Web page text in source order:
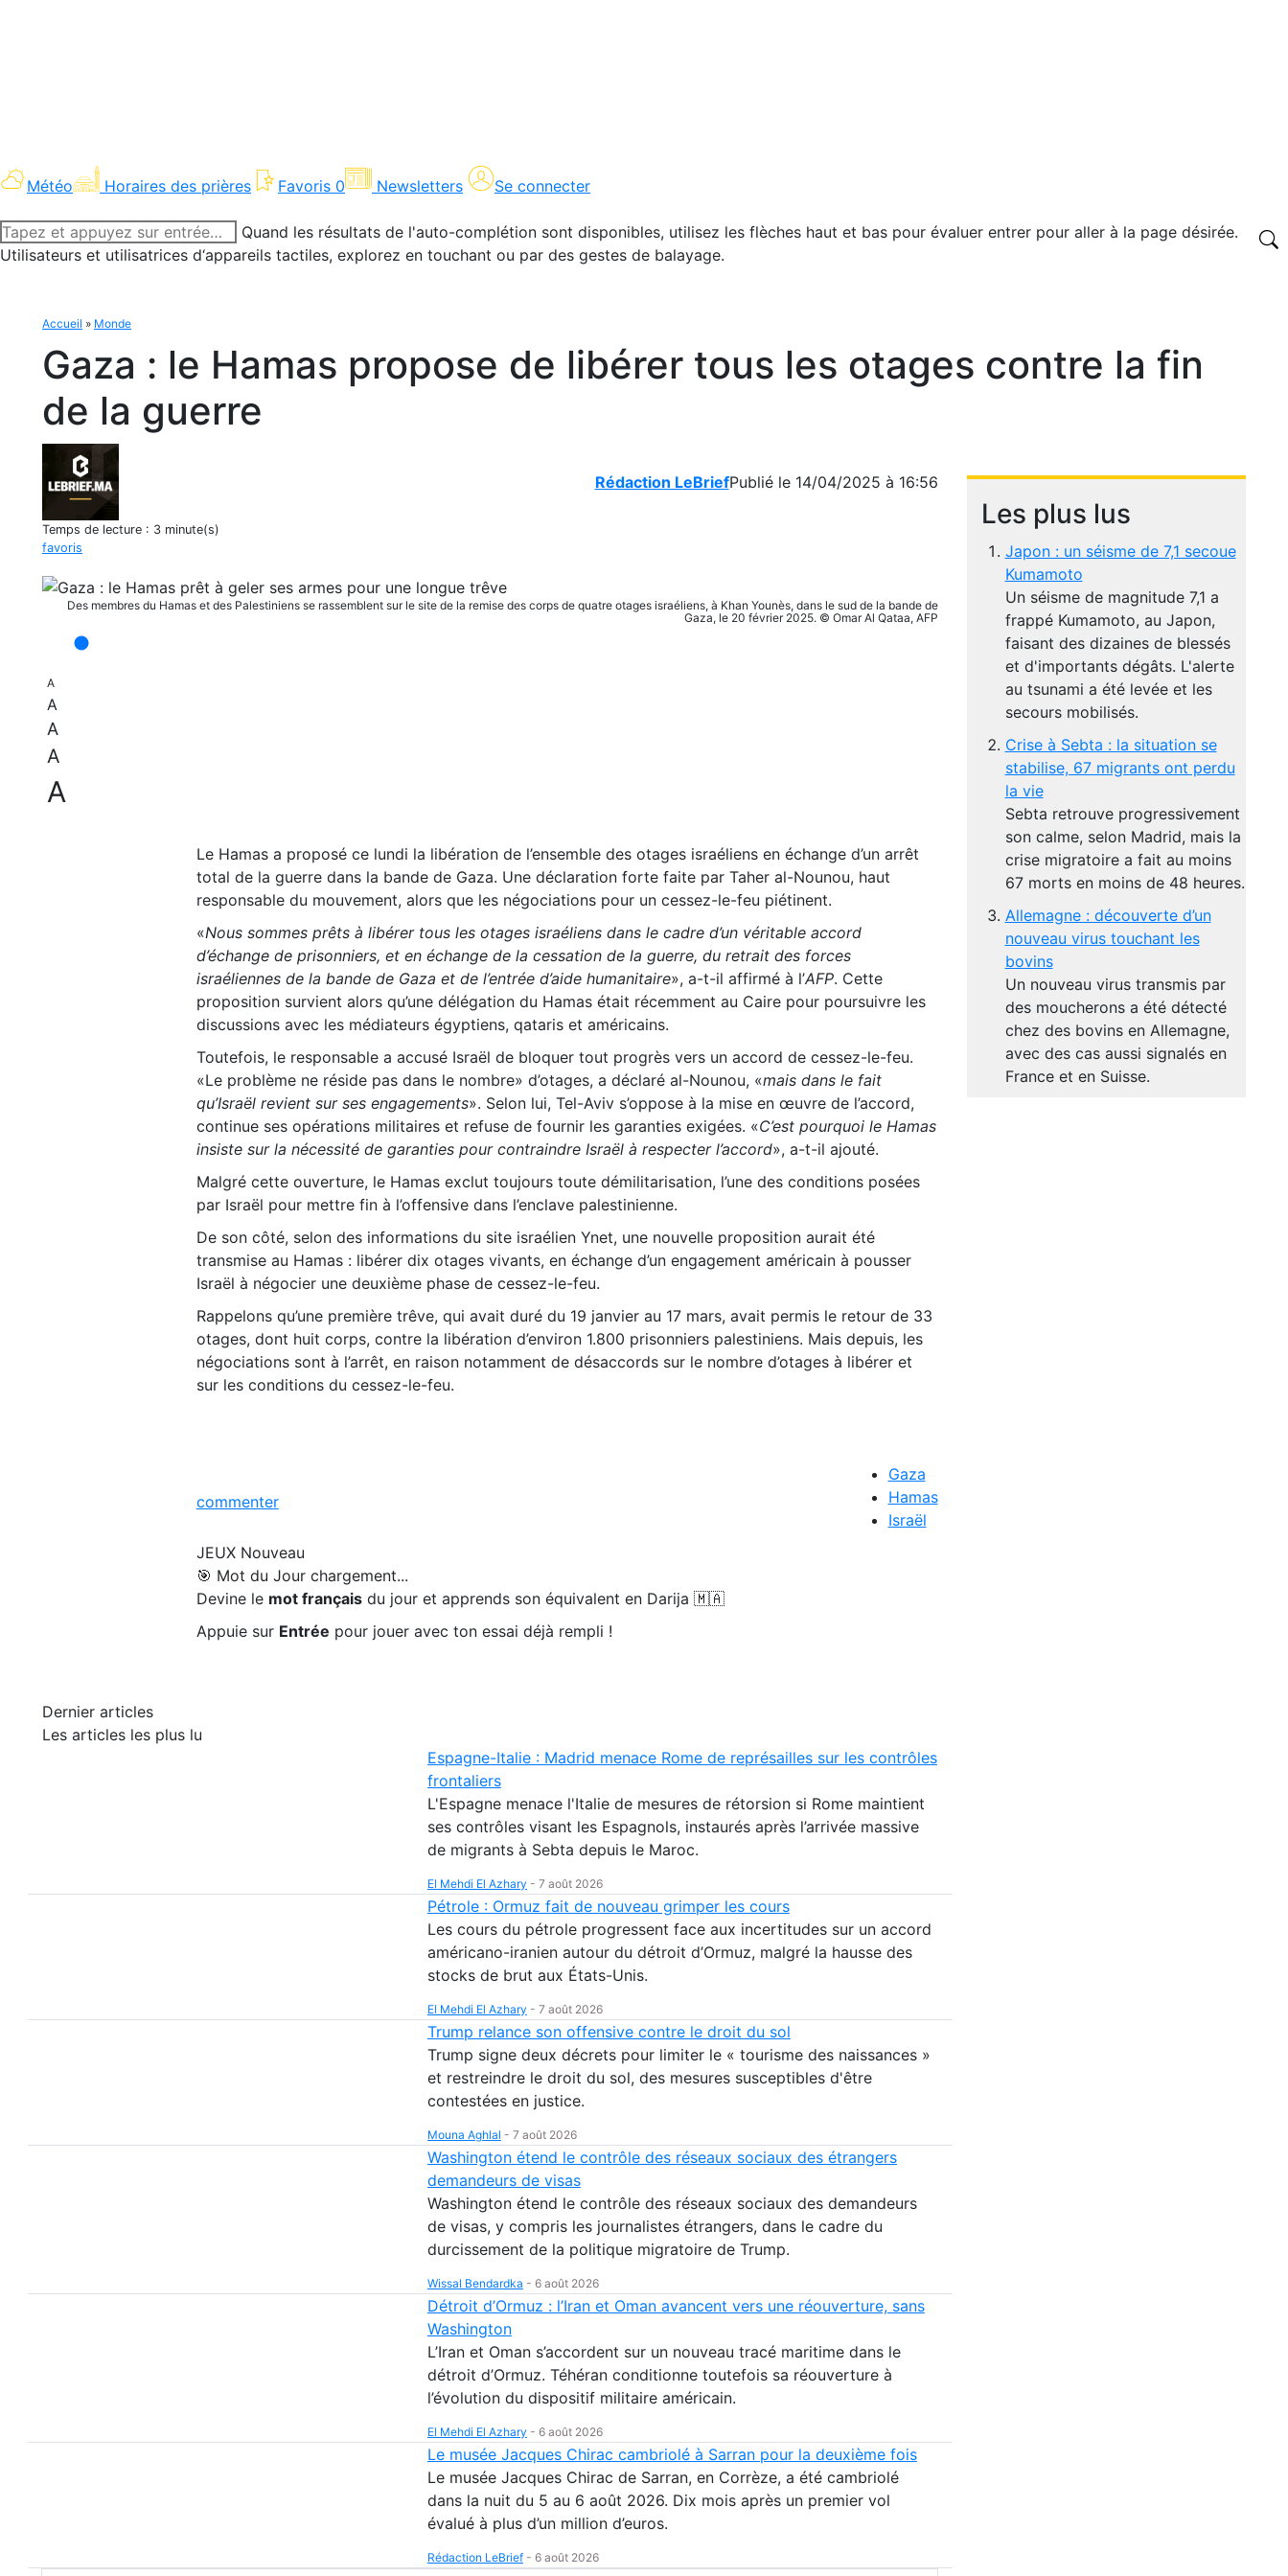
Météo Horaires des prières Favoris 0 Newsletters Se connecter
Recherche
:
Quand les résultats de l'auto-complétion sont disponibles, utilisez les flèches haut et bas pour évaluer entrer pour aller à la page désirée.
Utilisateurs et utilisatrices d‘appareils tactiles, explorez en touchant ou par des gestes de balayage.
Accueil » Monde
Gaza : le Hamas propose de libérer tous les otages contre la fin
de la guerre
Rédaction LeBriefPublié le 14/04/2025 à 16:56
Temps de lecture : 3 minute(s)
favoris
Des membres du Hamas et des Palestiniens se rassemblent sur le site de la remise des corps de quatre otages israéliens, à Khan Younès, dans le sud de la bande de
Gaza, le 20 février 2025. © Omar Al Qataa, AFP
A
A
A
A
A
Le Hamas a proposé ce lundi la libération de l’ensemble des otages israéliens en échange d’un arrêt
total de la guerre dans la bande de Gaza. Une déclaration forte faite par Taher al-Nounou, haut
responsable du mouvement, alors que les négociations pour un cessez-le-feu piétinent.
«Nous sommes prêts à libérer tous les otages israéliens dans le cadre d’un véritable accord
d’échange de prisonniers, et en échange de la cessation de la guerre, du retrait des forces
israéliennes de la bande de Gaza et de l’entrée d’aide humanitaire», a-t-il affirmé à l’AFP. Cette
proposition survient alors qu’une délégation du Hamas était récemment au Caire pour poursuivre les
discussions avec les médiateurs égyptiens, qataris et américains.
Toutefois, le responsable a accusé Israël de bloquer tout progrès vers un accord de cessez-le-feu.
«Le problème ne réside pas dans le nombre» d’otages, a déclaré al-Nounou, «mais dans le fait
qu’Israël revient sur ses engagements». Selon lui, Tel-Aviv s’oppose à la mise en œuvre de l’accord,
continue ses opérations militaires et refuse de fournir les garanties exigées. «C’est pourquoi le Hamas
insiste sur la nécessité de garanties pour contraindre Israël à respecter l’accord», a-t-il ajouté.
Malgré cette ouverture, le Hamas exclut toujours toute démilitarisation, l’une des conditions posées
par Israël pour mettre fin à l’offensive dans l’enclave palestinienne.
De son côté, selon des informations du site israélien Ynet, une nouvelle proposition aurait été
transmise au Hamas : libérer dix otages vivants, en échange d’un engagement américain à pousser
Israël à négocier une deuxième phase de cessez-le-feu.
Rappelons qu’une première trêve, qui avait duré du 19 janvier au 17 mars, avait permis le retour de 33
otages, dont huit corps, contre la libération d’environ 1.800 prisonniers palestiniens. Mais depuis, les
négociations sont à l’arrêt, en raison notamment de désaccords sur le nombre d’otages à libérer et
sur les conditions du cessez-le-feu.
commenter
Gaza
Hamas
Israël
JEUX Nouveau
🎯 Mot du Jour chargement...
Devine le mot françaisdu jour et apprends son équivalent en Darija 🇲🇦
Appuie sur Entrée pour jouer avec ton essai déjà rempli !
Les plus lus
Japon : un séisme de 7,1 secoue
Kumamoto
Un séisme de magnitude 7,1 a
frappé Kumamoto, au Japon,
faisant des dizaines de blessés
et d'importants dégâts. L'alerte
au tsunami a été levée et les
secours mobilisés.
Crise à Sebta : la situation se
stabilise, 67 migrants ont perdu
la vie
Sebta retrouve progressivement
son calme, selon Madrid, mais la
crise migratoire a fait au moins
67 morts en moins de 48 heures.
Allemagne : découverte d’un
nouveau virus touchant les
bovins
Un nouveau virus transmis par
des moucherons a été détecté
chez des bovins en Allemagne,
avec des cas aussi signalés en
France et en Suisse.
Dernier articles
Les articles les plus lu
Espagne-Italie : Madrid menace Rome de représailles sur les contrôles
frontaliers
L'Espagne menace l'Italie de mesures de rétorsion si Rome maintient
ses contrôles visant les Espagnols, instaurés après l’arrivée massive
de migrants à Sebta depuis le Maroc.
El Mehdi El Azhary - 7 août 2026
Pétrole : Ormuz fait de nouveau grimper les cours
Les cours du pétrole progressent face aux incertitudes sur un accord
américano-iranien autour du détroit d’Ormuz, malgré la hausse des
stocks de brut aux États-Unis.
El Mehdi El Azhary - 7 août 2026
Trump relance son offensive contre le droit du sol
Trump signe deux décrets pour limiter le « tourisme des naissances »
et restreindre le droit du sol, des mesures susceptibles d'être
contestées en justice.
Mouna Aghlal - 7 août 2026
Washington étend le contrôle des réseaux sociaux des étrangers
demandeurs de visas
Washington étend le contrôle des réseaux sociaux des demandeurs
de visas, y compris les journalistes étrangers, dans le cadre du
durcissement de la politique migratoire de Trump.
Wissal Bendardka - 6 août 2026
Détroit d’Ormuz : l’Iran et Oman avancent vers une réouverture, sans
Washington
L’Iran et Oman s’accordent sur un nouveau tracé maritime dans le
détroit d’Ormuz. Téhéran conditionne toutefois sa réouverture à
l’évolution du dispositif militaire américain.
El Mehdi El Azhary - 6 août 2026
Le musée Jacques Chirac cambriolé à Sarran pour la deuxième fois
Le musée Jacques Chirac de Sarran, en Corrèze, a été cambriolé
dans la nuit du 5 au 6 août 2026. Dix mois après un premier vol
évalué à plus d’un million d’euros.
Rédaction LeBrief- 6 août 2026